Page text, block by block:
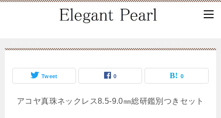
Tweet 0 0
アコヤ真珠ネックレス8.5-9.0㎜総研鑑別つきセット